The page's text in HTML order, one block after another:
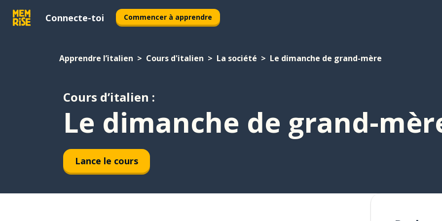
Connecte-toi Commencer à apprendre
Apprendre l’italien Cours d'italien La société Le dimanche de grand-mère
Cours d’italien :
Le dimanche de grand-
Lance le cours